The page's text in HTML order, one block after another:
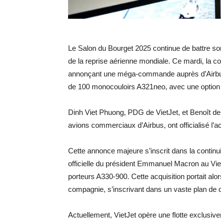
Le Salon du Bourget 2025 continue de battre
de la reprise aérienne mondiale. Ce mardi, la
annonçant une méga-commande auprès
de 100 monocouloirs A321neo, avec une
Dinh Viet Phuong, PDG de VietJet, et Benoît
avions commerciaux d’Airbus, ont officialisé
Cette annonce majeure s’inscrit dans la
officielle du président Emmanuel Macron au
porteurs A330-900. Cette acquisition portait
compagnie, s’inscrivant dans un vaste plan
Actuellement, VietJet opère une flotte